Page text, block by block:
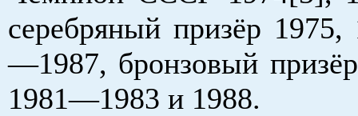
серебряный призёр
—1987, бронзовый
1981—1983 и 1988.